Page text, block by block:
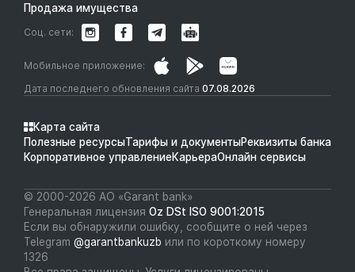
Продажа имущества
Дата последнего обновления сайта 07.08.2026
Мобильное приложение:
Соц. сети:
Карта сайта
Полезные ресурсыТарифы и документыРеквизиты банка
Корпоративное управлениеКарьераОнлайн сервисы
© 2000-2026 АО «Garant bank»
Генеральная лицензия Oz DSt ISO 9001:2015
Если вы обнаружили ошибку, сообщите о ней через
Telegram @garantbankuzb или по короткому номеру
1326